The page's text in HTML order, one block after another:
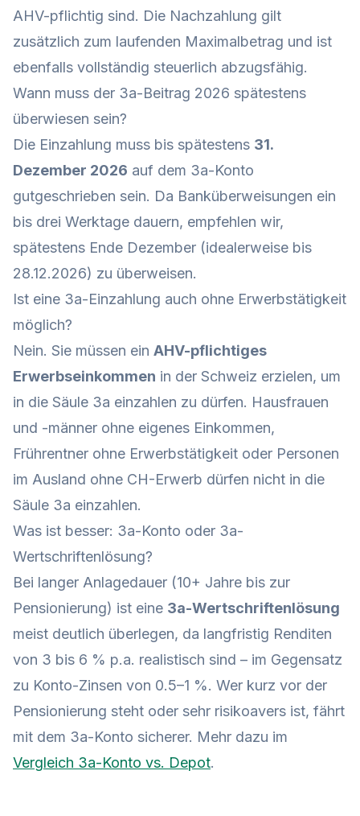
AHV-pflichtig sind. Die Nachzahlung gilt
zusätzlich zum laufenden Maximalbetrag und ist
ebenfalls vollständig steuerlich abzugsfähig.
Wann muss der 3a-Beitrag 2026 spätestens
überwiesen sein?
Die Einzahlung muss bis spätestens 31.
Dezember 2026 auf dem 3a-Konto
gutgeschrieben sein. Da Banküberweisungen ein
bis drei Werktage dauern, empfehlen wir,
spätestens Ende Dezember (idealerweise bis
28.12.2026) zu überweisen.
Ist eine 3a-Einzahlung auch ohne Erwerbstätigkeit
möglich?
Nein. Sie müssen ein AHV-pflichtiges
Erwerbseinkommen in der Schweiz erzielen, um
in die Säule 3a einzahlen zu dürfen. Hausfrauen
und -männer ohne eigenes Einkommen,
Frührentner ohne Erwerbstätigkeit oder Personen
im Ausland ohne CH-Erwerb dürfen nicht in die
Säule 3a einzahlen.
Was ist besser: 3a-Konto oder 3a-
Wertschriftenlösung?
Bei langer Anlagedauer (10+ Jahre bis zur
Pensionierung) ist eine 3a-Wertschriftenlösung
meist deutlich überlegen, da langfristig Renditen
von 3 bis 6 % p.a. realistisch sind – im Gegensatz
zu Konto-Zinsen von 0.5–1 %. Wer kurz vor der
Pensionierung steht oder sehr risikoavers ist, fährt
mit dem 3a-Konto sicherer. Mehr dazu im
Vergleich 3a-Konto vs. Depot.